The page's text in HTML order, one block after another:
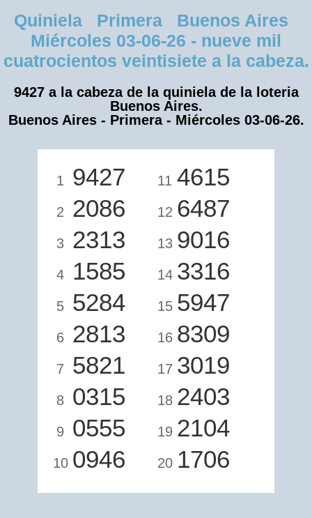
Quiniela Primera Buenos Aires
Miércoles 03-06-26 - nueve mil
cuatrocientos veintisiete a la cabeza.
9427 a la cabeza de la quiniela de la loteria
Buenos Aires.
Buenos Aires - Primera - Miércoles 03-06-26.
1 9427
2 2086
3 2313
4 1585
5 5284
6 2813
7 5821
8 0315
9 0555
10 0946
11 4615
12 6487
13 9016
14 3316
15 5947
16 8309
17 3019
18 2403
19 2104
20 1706